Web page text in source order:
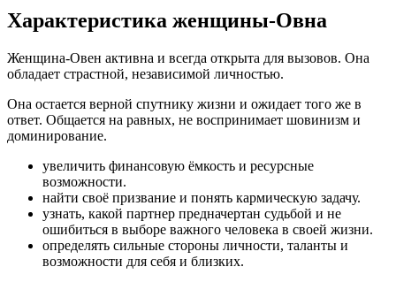
Характеристика женщины-Овна
Женщина-Овен активна и всегда открыта для вызовов. Она
обладает страстной, независимой личностью.
Она остается верной спутнику жизни и ожидает того же в
ответ. Общается на равных, не воспринимает шовинизм и
доминирование.
увеличить финансовую ёмкость и ресурсные
возможности.
найти своё призвание и понять кармическую задачу.
узнать, какой партнер предначертан судьбой и не
ошибиться в выборе важного человека в своей жизни.
определять сильные стороны личности, таланты и
возможности для себя и близких.